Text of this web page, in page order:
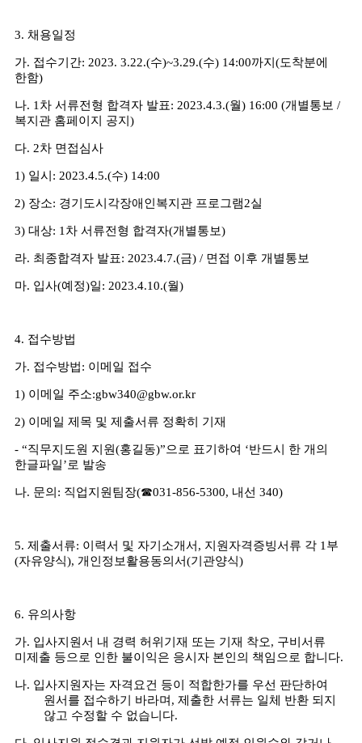
3. 채용일정
가. 접수기간: 2023. 3.22.(수)~3.29.(수) 14:00까지 (도착분에
한함)
나. 1 차 서류전형 합격자 발표: 2023.4.3.(월) 16:00 (개별통보 /
복지관 홈페이지 공지 )
다. 2차 면접심사
1) 일시 : 2023.4.5.(수) 14:00
2) 장소: 경기도시각장애인복지관 프로그램2실
3) 대상: 1 차 서류전형 합격자(개별통보)
라. 최종합격자 발표: 2023.4.7.(금) / 면접 이후 개별통보
마. 입사(예정)일: 2023.4.10.(월)
4. 접수방법
가. 접수방법: 이메일 접수
1) 이메일 주소:gbw340@gbw.or.kr
2) 이메일 제목 및 제출서류 정확히 기재
- “직무지도원 지원(홍길동)”으로 표기하여 ‘반드시 한 개의
한글파일’로 발송
나. 문의 : 직업지원팀장(☎031-856-5300, 내선 340)
5. 제출서류: 이력서 및 자기소개서 , 지원자격증빙서류 각 1 부
(자유양식), 개인정보활용동의서(기관양식)
6. 유의사항
가. 입사지원서 내 경력 허위기재 또는 기재 착오, 구비서류
미제출 등으로 인한 불이익은 응시자 본인의 책임으로 합니다.
나. 입사지원자는 자격요건 등이 적합한가를 우선 판단하여
원서를 접수하기 바라며 , 제출한 서류는 일체 반환 되지
않고 수정할 수 없습니다.